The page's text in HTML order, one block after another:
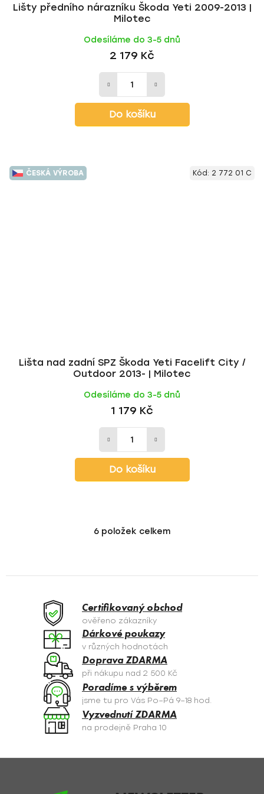
Lišty předního nárazníku Škoda Yeti 2009-2013 |
Milotec
Odesíláme do 3-5 dnů
2 179 Kč
Do košíku
ČESKÁ VÝROBA
Lišta nad zadní SPZ Škoda Yeti Facelift City /
Outdoor 2013- | Milotec
Odesíláme do 3-5 dnů
1 179 Kč
Do košíku
Kód: 2 772 01 C
O
á
c
í
p
r
v
k
y
v
ý
p
s
6 položek celkem
Certifikovaný obchod
ověřeno zákazníky
Dárkové poukazy
v různých hodnotách
Doprava ZDARMA
při nákupu nad 2 500 Kč
Poradíme s výběrem
jsme tu pro Vás Po–Pá 9–18 hod.
Vyzvednutí ZDARMA
na prodejně Praha 10